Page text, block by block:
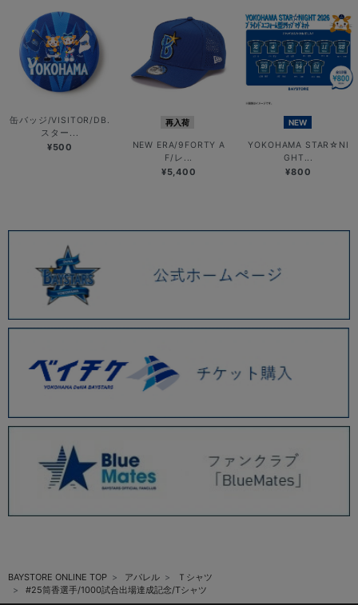
缶バッジ/VISITOR/DB.
スター...
¥500
再入荷
NEW ERA/9FORTY A
F/レ...
¥5,400
NEW
YOKOHAMA STAR☆NI
GHT...
¥800
BAYSTORE ONLINE TOP アパレル
Ｔシャツ
#25筒香選手/1000試合出場達成記念/Tシャツ